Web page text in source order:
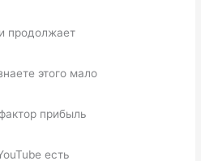
продолжает
этого мало
прибыль
есть